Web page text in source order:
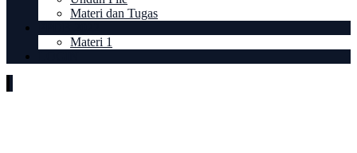
Materi dan Tugas
Materi 1